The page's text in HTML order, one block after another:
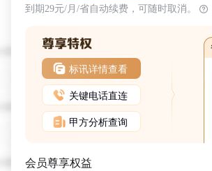
到期29元/月/省自动续费，可随时取消。
标讯详情查看
关键电话直连
甲方分析查询
会员尊享权益